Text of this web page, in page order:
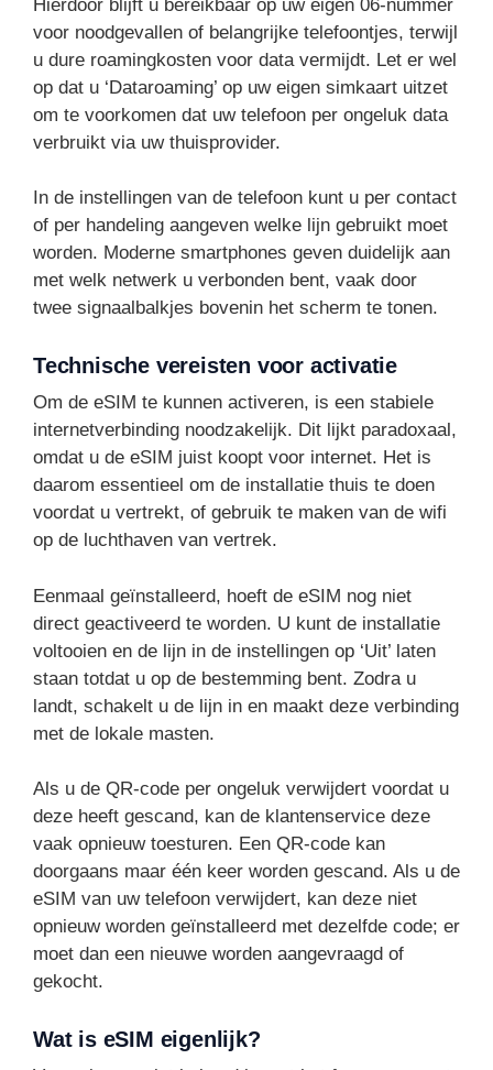
Hierdoor blijft u bereikbaar op uw eigen 06-nummer
voor noodgevallen of belangrijke telefoontjes, terwijl
u dure roamingkosten voor data vermijdt. Let er wel
op dat u ‘Dataroaming’ op uw eigen simkaart uitzet
om te voorkomen dat uw telefoon per ongeluk data
verbruikt via uw thuisprovider.
In de instellingen van de telefoon kunt u per contact
of per handeling aangeven welke lijn gebruikt moet
worden. Moderne smartphones geven duidelijk aan
met welk netwerk u verbonden bent, vaak door
twee signaalbalkjes bovenin het scherm te tonen.
Technische vereisten voor activatie
Om de eSIM te kunnen activeren, is een stabiele
internetverbinding noodzakelijk. Dit lijkt paradoxaal,
omdat u de eSIM juist koopt voor internet. Het is
daarom essentieel om de installatie thuis te doen
voordat u vertrekt, of gebruik te maken van de wifi
op de luchthaven van vertrek.
Eenmaal geïnstalleerd, hoeft de eSIM nog niet
direct geactiveerd te worden. U kunt de installatie
voltooien en de lijn in de instellingen op ‘Uit’ laten
staan totdat u op de bestemming bent. Zodra u
landt, schakelt u de lijn in en maakt deze verbinding
met de lokale masten.
Als u de QR-code per ongeluk verwijdert voordat u
deze heeft gescand, kan de klantenservice deze
vaak opnieuw toesturen. Een QR-code kan
doorgaans maar één keer worden gescand. Als u de
eSIM van uw telefoon verwijdert, kan deze niet
opnieuw worden geïnstalleerd met dezelfde code; er
moet dan een nieuwe worden aangevraagd of
gekocht.
Wat is eSIM eigenlijk?